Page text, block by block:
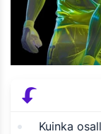
Kuinka